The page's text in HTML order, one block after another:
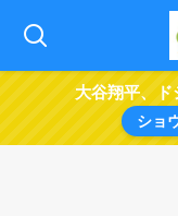
大谷翔平、ド
ショ